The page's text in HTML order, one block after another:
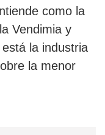
como la
Vendimia y
la industria
la menor